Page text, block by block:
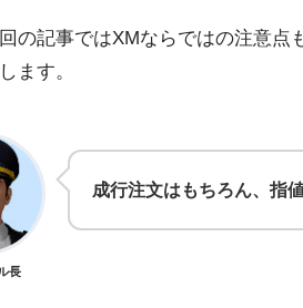
の記事ではXMならではの注意点
ます。
長
成行注文はもちろん、指